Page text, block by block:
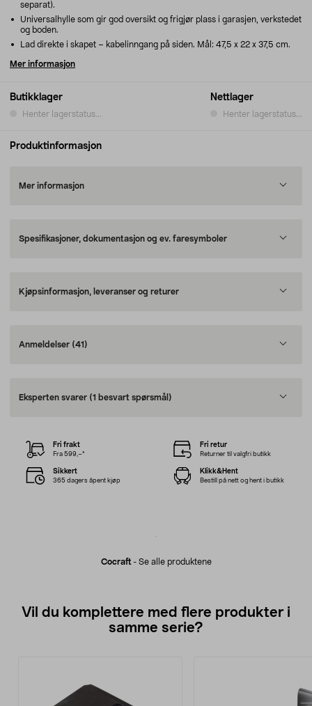
Butikklager
Henter lagerstatus...
Nettlager
Henter lagerstatus...
separat).
Universalhylle som gir god oversikt og frigjør plass i garasjen, verkstedet
og boden.
Lad direkte i skapet – kabelinngang på siden. Mål: 47,5 x 22 x 37,5 cm.
Mer informasjon
Produktinformasjon
Mer informasjon
Spesifikasjoner, dokumentasjon og ev. faresymboler
Kjøpsinformasjon, leveranser og returer
Anmeldelser (41)
Eksperten svarer (1 besvart spørsmål)
Cocraft- Se alle produktene
Fri frakt
Fra 599,–*
Fri retur
Returner til valgfri butikk
Sikkert
365 dagers åpent kjøp
Klikk&Hent
Bestill på nett og hent i butikk
Vil du komplettere med flere produkter i
samme serie?